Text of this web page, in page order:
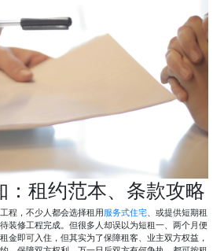
：租约范本、条款攻略
程，不少人都会选择租用服务式住宅 、或提供短期租
装修工程完成。但很多人却误以为短租一、两个月便
金即可入住，但其实为了保障租客、业主双方权益，